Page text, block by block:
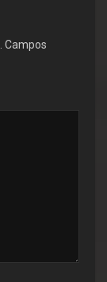
Campos